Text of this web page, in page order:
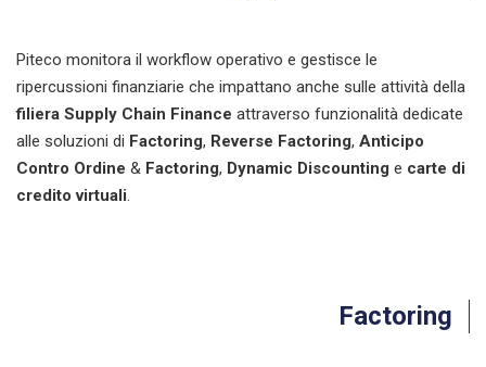
Piteco monitora il workflow operativo e gestisce le
ripercussioni finanziarie che impattano anche sulle attività della
filiera Supply Chain Finance attraverso funzionalità dedicate
alle soluzioni di Factoring, Reverse Factoring, Anticipo
Contro Ordine & Factoring, Dynamic Discounting e carte di
credito virtuali
Factoring